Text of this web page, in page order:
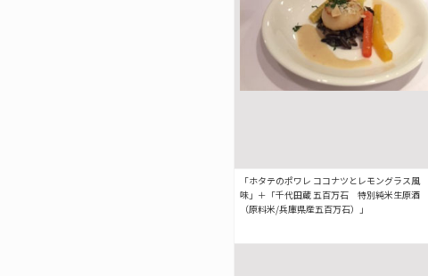
「ホタテのポワレ ココナツとレモングラス風
味」＋「千代田蔵 五百万石 特別純米生原酒
（原料米/兵庫県産五百万石）」